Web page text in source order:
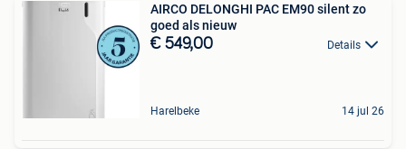
AIRCO DELONGHI PAC EM90 silent zo
goed als nieuw
€ 549,00 Details
Harelbeke 14 jul 26